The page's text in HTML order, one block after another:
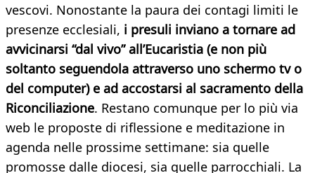
vescovi. Nonostante la paura dei contagi limiti le
presenze ecclesiali, i presuli inviano a tornare ad
avvicinarsi “dal vivo” all’Eucaristia (e non più
soltanto seguendola attraverso uno schermo tv o
del computer) e ad accostarsi al sacramento della
Riconciliazione. Restano comunque per lo più via
web le proposte di riflessione e meditazione in
agenda nelle prossime settimane: sia quelle
promosse dalle diocesi, sia quelle parrocchiali. La